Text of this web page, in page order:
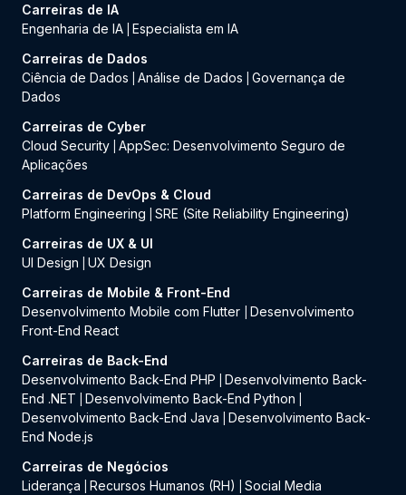
Carreiras de IA
Engenharia de IA Especialista em IA
Carreiras de Dados
Ciência de Dados
Análise de Dados
Governança de
Dados
Carreiras de Cyber
Cloud Security AppSec: Desenvolvimento Seguro de
Aplicações
Carreiras de DevOps & Cloud
Platform Engineering
SRE (Site Reliability Engineering)
Carreiras de UX & UI
UI Design
UX Design
Carreiras de Mobile & Front-End
Desenvolvimento Mobile com Flutter
Desenvolvimento
Front-End React
Carreiras de Back-End
Desenvolvimento Back-End PHP
Desenvolvimento Back-
End .NET
Desenvolvimento Back-End Python
Desenvolvimento Back-End Java
Desenvolvimento Back-
End Node.js
Carreiras de Negócios
Liderança
Recursos Humanos (RH)
Social Media